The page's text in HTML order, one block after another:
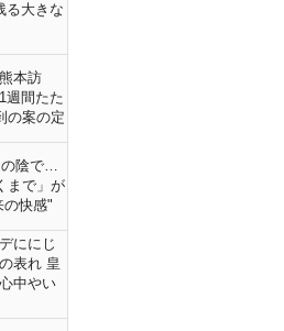
る大きな
本訪
週間たた
の案の定
の陰で…
まで」が
の快感"
ににじ
表れ 皇
中やい